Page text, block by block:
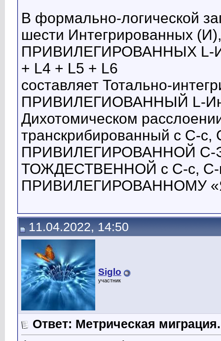
В формально-логической
шести Интегрированных
ПРИВИЛЕГИРОВАННЫХ L-
+ L4 + L5 + L6
составляет Тотально-
ПРИВИЛЕГИОВАННЫЙ L-
Дихотомическом
транскрибированный с С-с,
ПРИВИЛЕГИРОВАННОЙ С-
ТОЖДЕСТВЕННОЙ с C-с, С-
ПРИВИЛЕГИРОВАННОМУ
11.04.2022, 14:50
Siglo
участник
Ответ: Метрическая миграция.